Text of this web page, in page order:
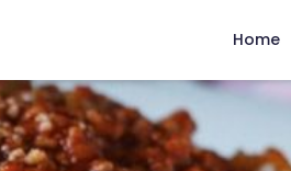
Home